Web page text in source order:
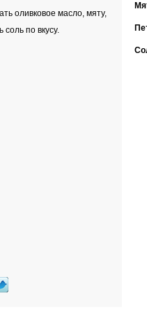
оливковое масло, мяту,
по вкусу.